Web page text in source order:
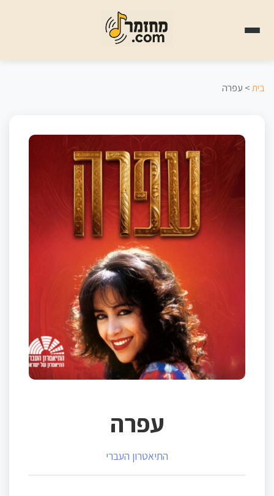
בית> עפרה
עפרה
התיאטרון העברי